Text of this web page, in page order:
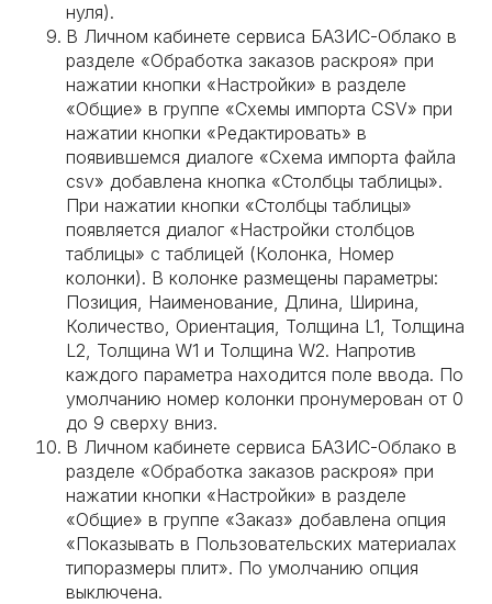
нуля).
В Личном кабинете сервиса БАЗИС-Облако в
разделе «Обработка заказов раскроя» при
нажатии кнопки «Настройки» в разделе
«Общие» в группе «Схемы импорта CSV» при
нажатии кнопки «Редактировать» в
появившемся диалоге «Схема импорта файла
csv» добавлена кнопка «Столбцы таблицы».
При нажатии кнопки «Столбцы таблицы»
появляется диалог «Настройки столбцов
таблицы» с таблицей (Колонка, Номер
колонки). В колонке размещены параметры:
Позиция, Наименование, Длина, Ширина,
Количество, Ориентация, Толщина L1, Толщина
L2, Толщина W1 и Толщина W2. Напротив
каждого параметра находится поле ввода. По
умолчанию номер колонки пронумерован от 0
до 9 сверху вниз.
В Личном кабинете сервиса БАЗИС-Облако в
разделе «Обработка заказов раскроя» при
нажатии кнопки «Настройки» в разделе
«Общие» в группе «Заказ» добавлена опция
«Показывать в Пользовательских материалах
типоразмеры плит». По умолчанию опция
выключена.